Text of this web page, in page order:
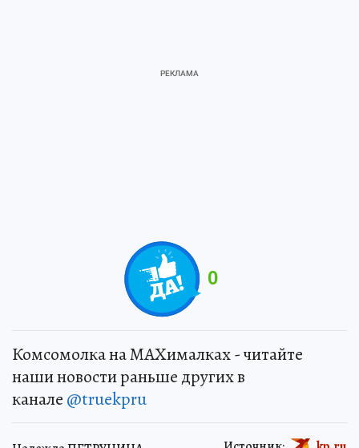
0
Комсомолка на MAXималках - читайте
наши новости раньше других в
канале @truekpru